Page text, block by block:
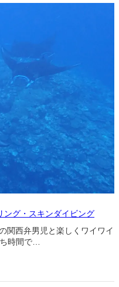
ング・スキンダイビング
関西弁男児と楽しくワイワイ
時間で…